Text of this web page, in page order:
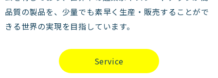
品質の製品を、少量でも素早く生産・販売することがで
きる世界の実現を目指しています。
Service